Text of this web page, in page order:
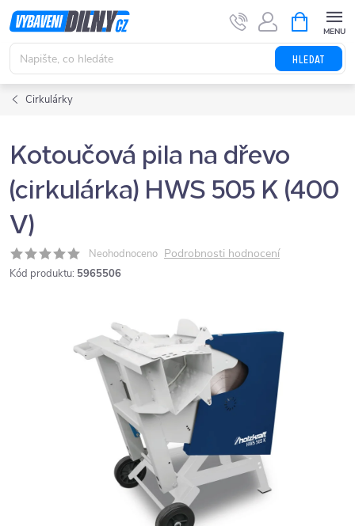
Přejít
na
obsah
HLEDAT
NÁKUPNÍ
KOŠÍK
Cirkulárky
Kotoučová pila na dřevo
(cirkulárka) HWS 505 K (400
V)
Neohodnoceno Podrobnosti hodnocení
Kód produktu: 5965506